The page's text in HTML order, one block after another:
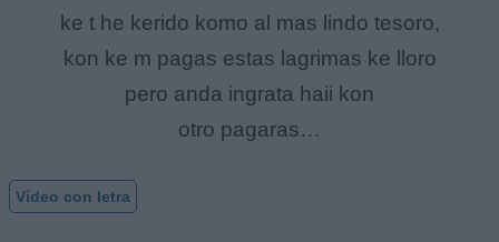
ke t he kerido komo al mas lindo tesoro,
kon ke m pagas estas lagrimas ke lloro
pero anda ingrata haii kon
otro pagaras…
Vídeo con letra